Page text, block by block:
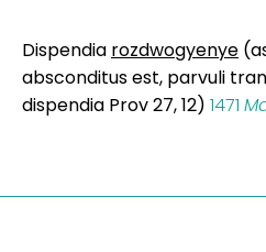
Dispendia rozdwogyenye
absconditus est, parvuli
dispendia Prov 27, 12) 1471